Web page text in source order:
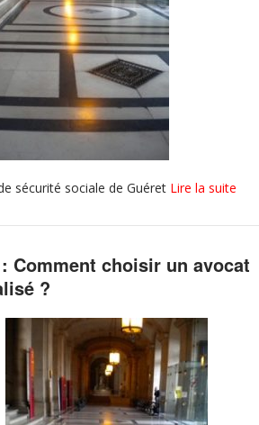
sécurité sociale de Guéret Lire la suite
Comment choisir un avocat
?